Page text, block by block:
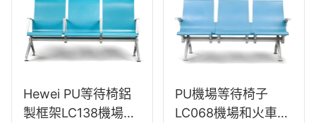
Hewei PU等待椅鋁
製框架LC138機場&
PU機場等待椅子
LC068機場和火車站